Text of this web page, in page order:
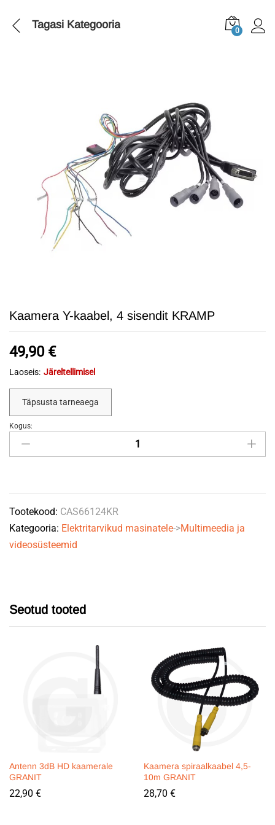
Tagasi Kategooria 0
Kaamera Y-kaabel, 4 sisendit KRAMP
49,90 €
Laoseis: Järeltellimisel
Täpsusta tarneaega
Kaamera
sisendit
KRAMP
quantity
Kogus:
Tootekood: CAS66124KR
Kategooria: Elektritarvikud masinatele->Multimeedia ja
videosüsteemid
Seotud tooted
Antenn 3dB HD kaamerale
GRANIT
22,90 €
Kaamera spiraalkaabel 4,5-
10m GRANIT
28,70 €